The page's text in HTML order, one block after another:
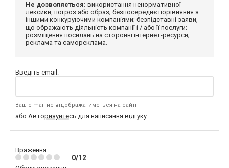
Не дозволяється: використання ненормативної
лексики, погроз або образ; безпосереднє порівняння з
іншими конкуруючими компаніями; безпідставні заяви,
що ображають діяльність компанії і / або її послуги;
розміщення посилань на сторонні інтернет-ресурси;
реклама та самореклама.
Введіть email:
Ваш e-mail не відображатиметься на сайті
або Авторизуйтесь для написання відгуку
Враження
0/12